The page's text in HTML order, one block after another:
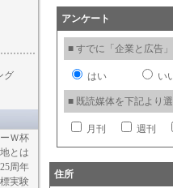
グ
Ｗ杯
とは
周年
実験
アンケート
■ すでに「企業と広告
はい い
■ 既読媒体を下記より
月刊 週刊
住所